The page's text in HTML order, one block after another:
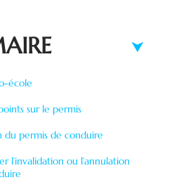
école
sur le permis
du permis de conduire
l’invalidation ou l’annulation